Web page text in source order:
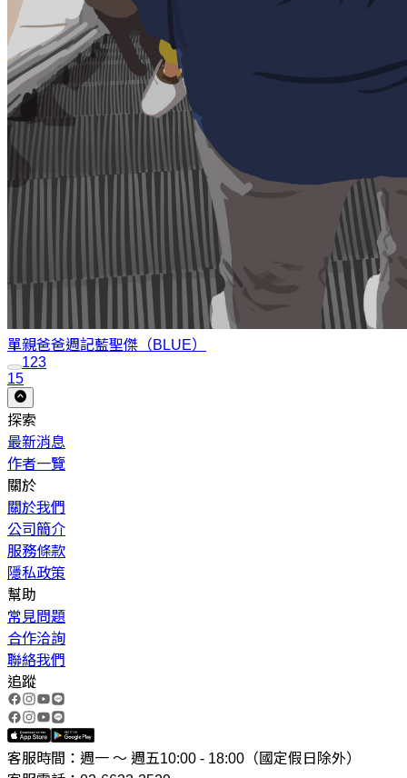
單親爸爸週記藍聖傑（BLUE）
123
15
探索
最新消息
作者一覽
關於
關於我們
公司簡介
服務條款
隱私政策
幫助
常見問題
合作洽詢
聯絡我們
追蹤
客服時間：週一 ～ 週五10:00 - 18:00（國定假日除外）